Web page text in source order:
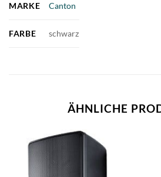
MARKE Canton
FARBE schwarz
ÄHNLICHE